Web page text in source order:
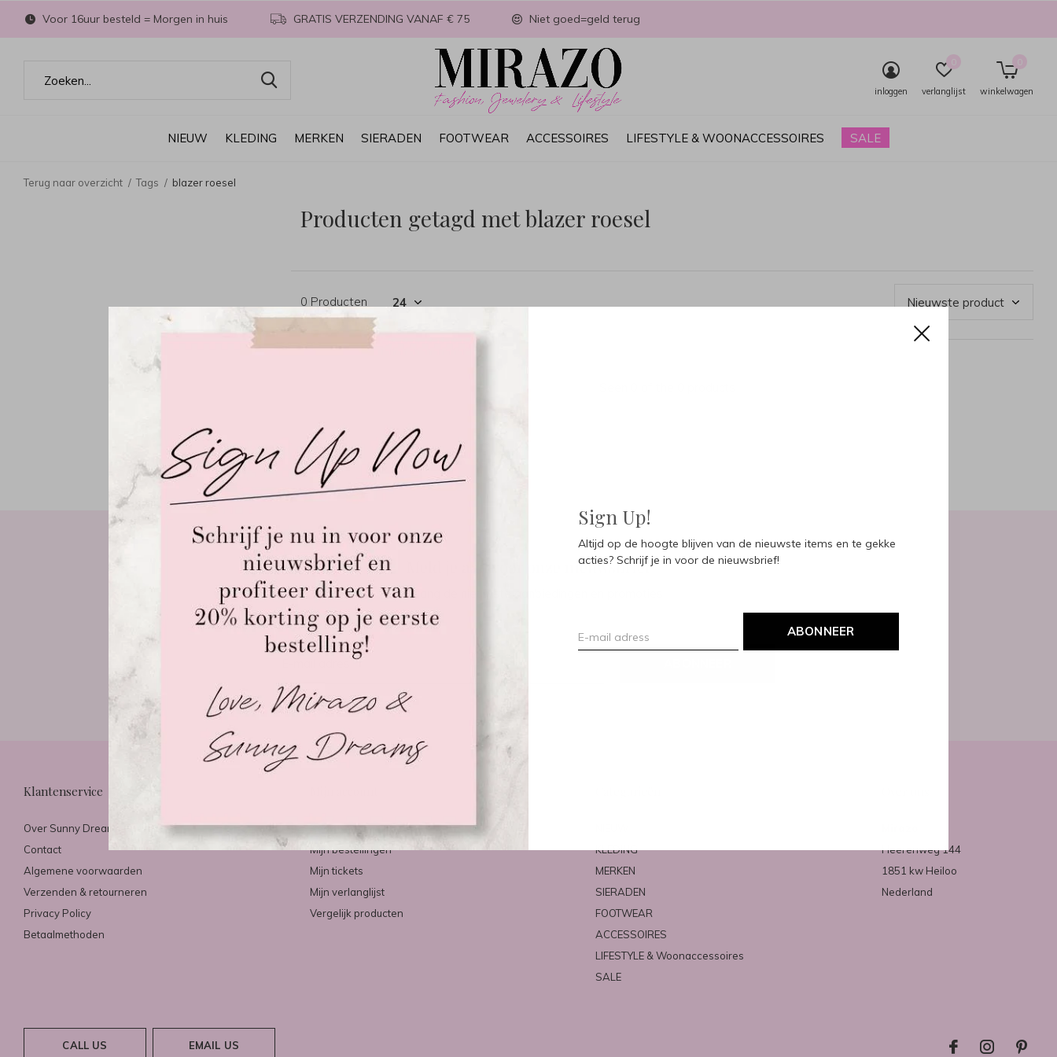
Sign Up!
Altijd op de hoogte blijven van de nieuwste items en te gekke
acties? Schrijf je in voor de nieuwsbrief!
ABONNEER
NIEUW KLEDING MERKEN SIERADEN FOOTWEAR ACCESSOIRES LIFESTYLE & WOONACCESSOIRES SALE
inloggen verlanglijst
0
winkelwagen
0
Voor 16uur besteld = Morgen in huis GRATIS VERZENDING VANAF € 75 Niet goed=geld terug
Terug naar overzicht Tags blazer roesel
Producten getagd met blazer roesel
0 Producten
Meld je aan voor onze nieuwsbrief
Ontvang de nieuwste aanbiedingen en promoties
Klantenservice
Over Sunny Dreams & Mirazo
Contact
Algemene voorwaarden
Verzenden & retourneren
Privacy Policy
Betaalmethoden
Registreren
Mijn bestellingen
Mijn tickets
Mijn verlanglijst
Vergelijk producten
KLEDING
MERKEN
SIERADEN
FOOTWEAR
ACCESSOIRES
LIFESTYLE & Woonaccessoires
SALE
Heerenweg 144
1851 kw Heiloo
Nederland
CALL US EMAIL US